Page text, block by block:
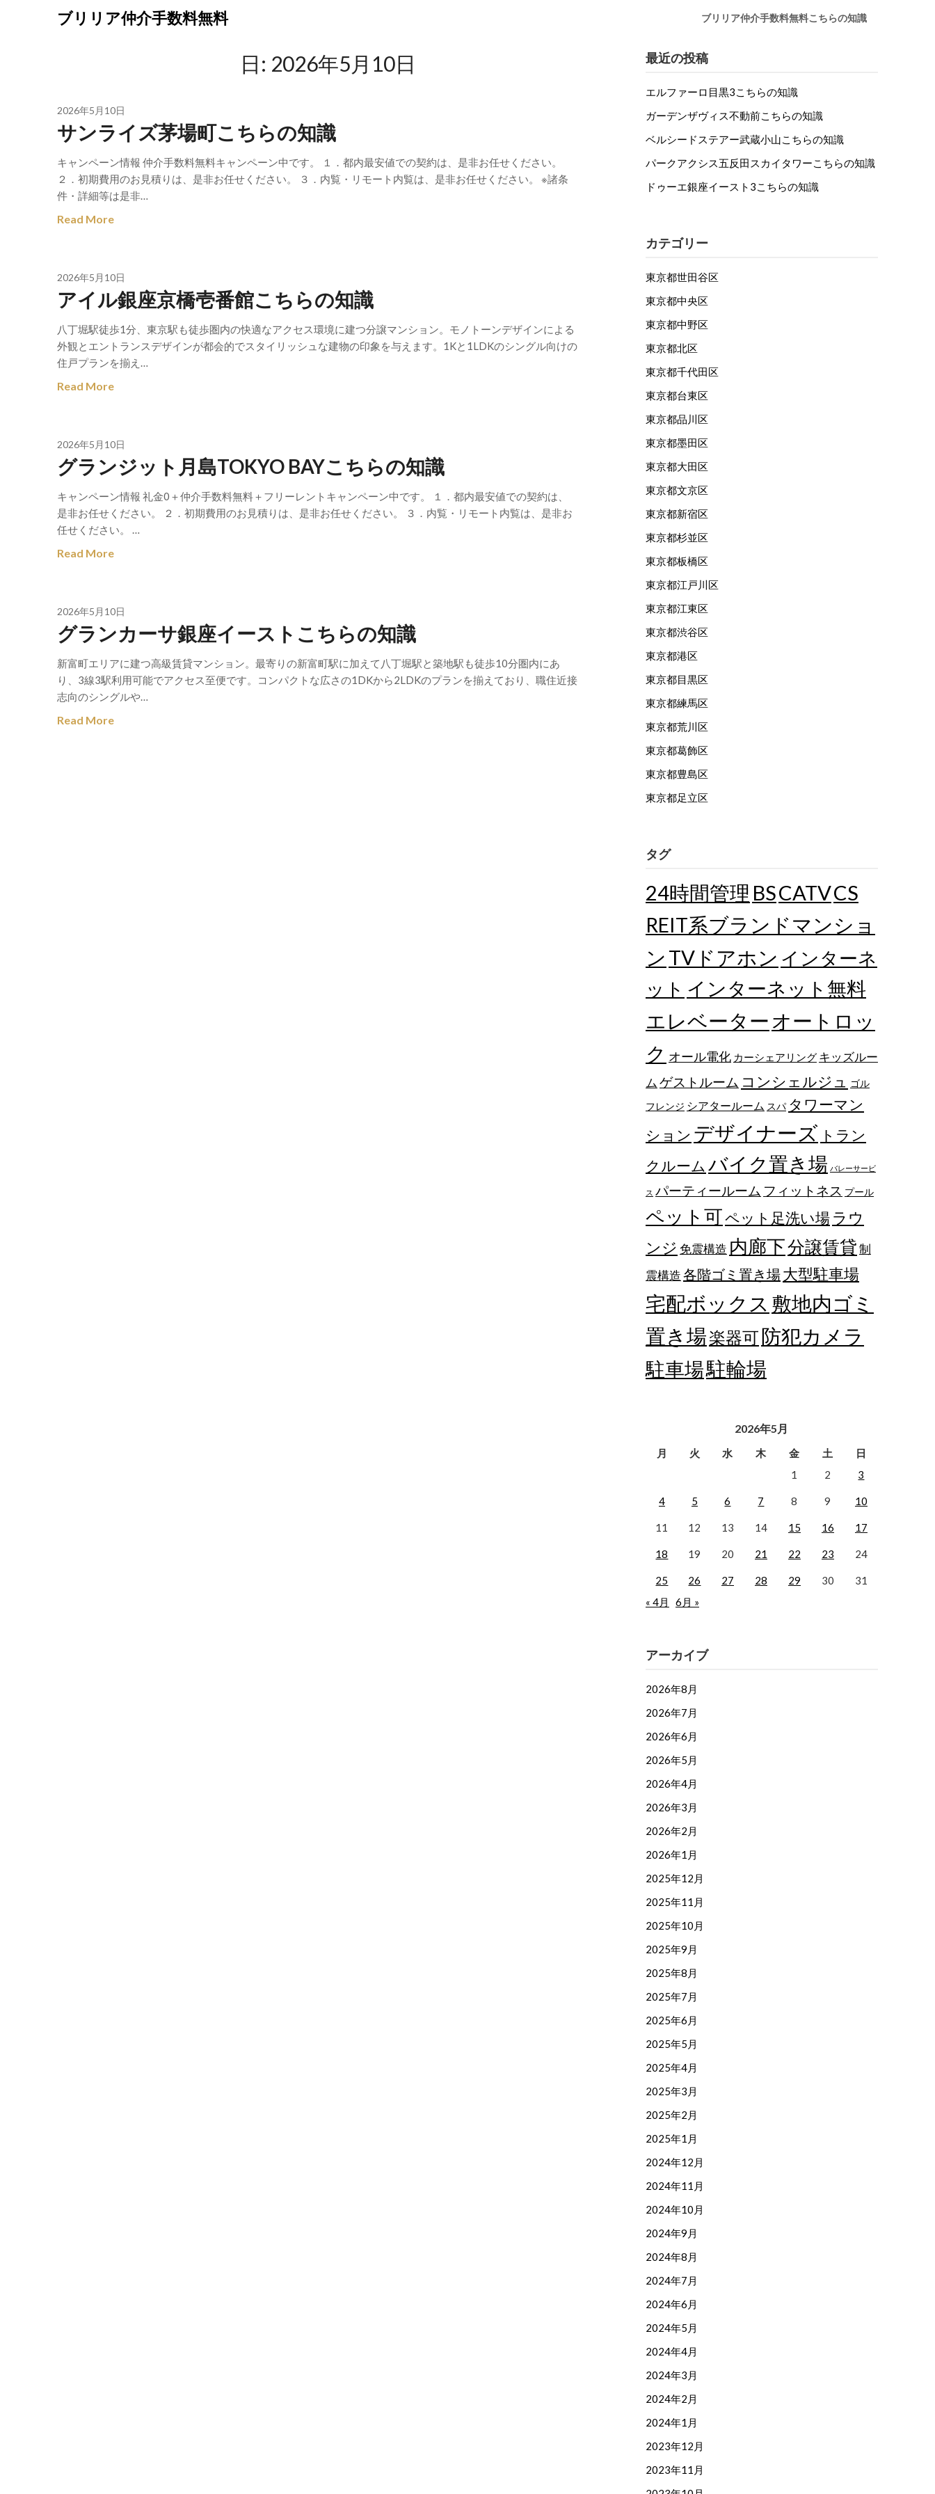
ブリリア仲介手数料無料 ブリリア仲介手数料無料こちらの知識
日: 2026年5月10日
2026年5月10日
サンライズ茅場町こちらの知識
キャンペーン情報 仲介手数料無料キャンペーン中です。 １．都内最安値での契約は、是非お任せください。
２．初期費用のお見積りは、是非お任せください。 ３．内覧・リモート内覧は、是非お任せください。 ※諸条
件・詳細等は是非…
Read More
2026年5月10日
アイル銀座京橋壱番館こちらの知識
八丁堀駅徒歩1分、東京駅も徒歩圏内の快適なアクセス環境に建つ分譲マンション。モノトーンデザインによる
外観とエントランスデザインが都会的でスタイリッシュな建物の印象を与えます。1Kと1LDKのシングル向けの
住戸プランを揃え…
Read More
2026年5月10日
グランジット月島TOKYO BAYこちらの知識
キャンペーン情報 礼金0＋仲介手数料無料＋フリーレントキャンペーン中です。 １．都内最安値での契約は、
是非お任せください。 ２．初期費用のお見積りは、是非お任せください。 ３．内覧・リモート内覧は、是非お
任せください。 …
Read More
2026年5月10日
グランカーサ銀座イーストこちらの知識
新富町エリアに建つ高級賃貸マンション。最寄りの新富町駅に加えて八丁堀駅と築地駅も徒歩10分圏内にあ
り、3線3駅利用可能でアクセス至便です。コンパクトな広さの1DKから2LDKのプランを揃えており、職住近接
志向のシングルや…
Read More
最近の投稿
エルファーロ目黒3こちらの知識
ガーデンザヴィス不動前こちらの知識
ベルシードステアー武蔵小山こちらの知識
パークアクシス五反田スカイタワーこちらの知識
ドゥーエ銀座イースト3こちらの知識
カテゴリー
東京都世田谷区
東京都中央区
東京都中野区
東京都北区
東京都千代田区
東京都台東区
東京都品川区
東京都墨田区
東京都大田区
東京都文京区
東京都新宿区
東京都杉並区
東京都板橋区
東京都江戸川区
東京都江東区
東京都渋谷区
東京都港区
東京都目黒区
東京都練馬区
東京都荒川区
東京都葛飾区
東京都豊島区
東京都足立区
タグ
24時間管理 BSCATVCS
REIT系ブランドマンショ
ン TVドアホン インターネ
ット インターネット無料
エレベーター オートロッ
ク オール電化 カーシェアリング キッズルー
ム ゲストルーム コンシェルジュ
ゴル
フレンジ シアタールーム スパ タワーマン
ション デザイナーズ トラン
クルーム バイク置き場 バレーサービ
ス パーティールーム フィットネス プール
ペット可ペット足洗い場 ラウ
ンジ 免震構造 内廊下分譲賃貸制
震構造各階ゴミ置き場大型駐車場
宅配ボックス 敷地内ゴミ
置き場楽器可防犯カメラ
駐車場駐輪場
2026年5月
月 火 水 木 金 土
日
1
2 3
4 5 6 7 8 9 10
11 12 13 14 15 16 17
18 19 20 21 22 23 24
25 26 27 28 29 30
31
« 4月
6月 »
アーカイブ
2026年8月
2026年7月
2026年6月
2026年5月
2026年4月
2026年3月
2026年2月
2026年1月
2025年12月
2025年11月
2025年10月
2025年9月
2025年8月
2025年7月
2025年6月
2025年5月
2025年4月
2025年3月
2025年2月
2025年1月
2024年12月
2024年11月
2024年10月
2024年9月
2024年8月
2024年7月
2024年6月
2024年5月
2024年4月
2024年3月
2024年2月
2024年1月
2023年12月
2023年11月